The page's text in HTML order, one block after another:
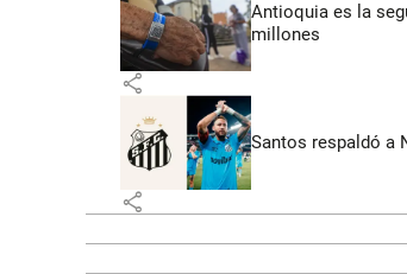
Antioquia es la
millones
share
Santos respaldó a
share